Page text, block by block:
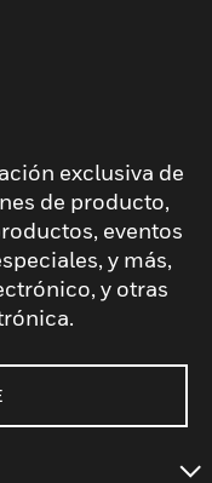
exclusiva de
de producto,
eventos
y más,
y otras